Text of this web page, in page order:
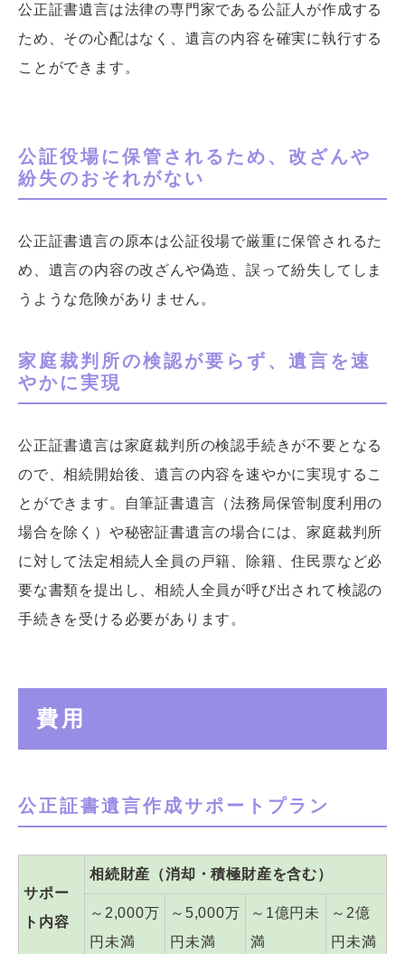
公正証書遺言は法律の専門家である公証人が作成する
ため、その心配はなく、遺言の内容を確実に執行する
ことができます。
公証役場に保管されるため、改ざんや
紛失のおそれがない
公正証書遺言の原本は公証役場で厳重に保管されるた
め、遺言の内容の改ざんや偽造、誤って紛失してしま
うような危険がありません。
家庭裁判所の検認が要らず、遺言を速
やかに実現
公正証書遺言は家庭裁判所の検認手続きが不要となる
ので、相続開始後、遺言の内容を速やかに実現するこ
とができます。自筆証書遺言（法務局保管制度利用の
場合を除く）や秘密証書遺言の場合には、家庭裁判所
に対して法定相続人全員の戸籍、除籍、住民票など必
要な書類を提出し、相続人全員が呼び出されて検認の
手続きを受ける必要があります。
費用
公正証書遺言作成サポートプラン
サポー
ト内容
相続財産（消却・積極財産を含む）
～2,000万
円未満
～5,000万
円未満
～1億円未
満
～2億
円未満